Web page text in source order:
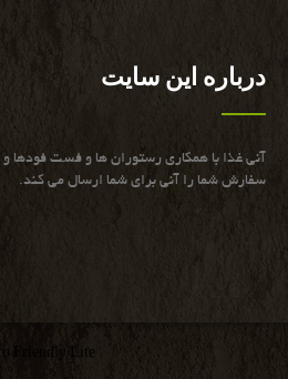
درباره این سایت
آنی غذا با همكاری رستوران ها و فست فودها و
سفارش شما را آنی برای شما ارسال می كند.
Friendly Lite